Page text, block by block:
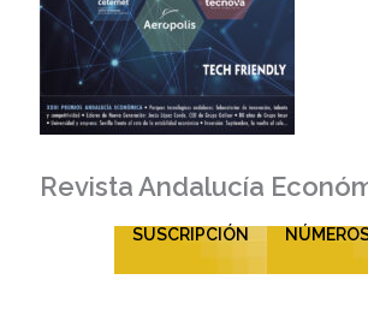
Revista Andalucía
SUSCRIPCIÓN